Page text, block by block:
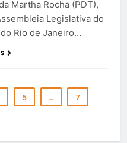
Martha Rocha (PDT),
Legislativa do
Rio de Janeiro…
5 … 7